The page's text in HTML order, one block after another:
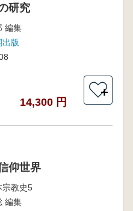
研究
編集
出版
14,300 円
＋
仰世界
宗教史5
編集